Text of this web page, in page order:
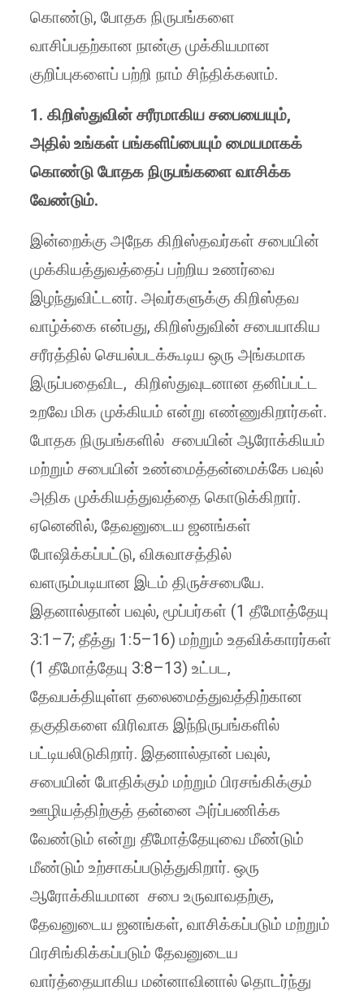
கொண்டு, போதக நிருபங்களை
வாசிப்பதற்கான நான்கு முக்கியமான
குறிப்புகளைப் பற்றி நாம் சிந்திக்கலாம்.
1. கிறிஸ்துவின் சரீரமாகிய சபையையும்,
அதில் உங்கள் பங்களிப்பையும் மையமாகக்
கொண்டு போதக நிருபங்களை வாசிக்க
வேண்டும்.
இன்றைக்கு அநேக கிறிஸ்தவர்கள் சபையின்
முக்கியத்துவத்தைப் பற்றிய உணர்வை
இழந்துவிட்டனர். அவர்களுக்கு கிறிஸ்தவ
வாழ்க்கை என்பது, கிறிஸ்துவின் சபையாகிய
சரீரத்தில் செயல்படக்கூடிய ஒரு அங்கமாக
இருப்பதைவிட, கிறிஸ்துவுடனான தனிப்பட்ட
உறவே மிக முக்கியம் என்று எண்ணுகிறார்கள்.
போதக நிருபங்களில் சபையின் ஆரோக்கியம்
மற்றும் சபையின் உண்மைத்தன்மைக்கே பவுல்
அதிக முக்கியத்துவத்தை கொடுக்கிறார்.
ஏனெனில், தேவனுடைய ஜனங்கள்
போஷிக்கப்பட்டு, விசுவாசத்தில்
வளரும்படியான இடம் திருச்சபையே.
இதனால்தான் பவுல், மூப்பர்கள் (1 தீமோத்தேயு
3:1–7; தீத்து 1:5–16) மற்றும் உதவிக்காரர்கள்
(1 தீமோத்தேயு 3:8–13) உட்பட,
தேவபக்தியுள்ள தலைமைத்துவத்திற்கான
தகுதிகளை விரிவாக இந்நிருபங்களில்
பட்டியலிடுகிறார். இதனால்தான் பவுல்,
சபையின் போதிக்கும் மற்றும் பிரசங்கிக்கும்
ஊழியத்திற்குத் தன்னை அர்ப்பணிக்க
வேண்டும் என்று தீமோத்தேயுவை மீண்டும்
மீண்டும் உற்சாகப்படுத்துகிறார். ஒரு
ஆரோக்கியமான சபை உருவாவதற்கு,
தேவனுடைய ஜனங்கள், வாசிக்கப்படும் மற்றும்
பிரசிங்கிக்கப்படும் தேவனுடைய
வார்த்தையாகிய மன்னாவினால் தொடர்ந்து